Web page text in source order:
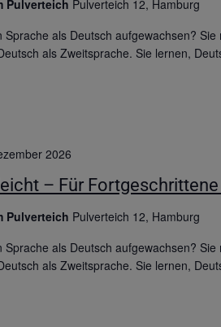
Pulverteich Pulverteich 12, Hamburg
Sprache als Deutsch aufgewachsen?
als Zweitsprache. Sie lernen,
– Für Fortgeschrittene
2026
Pulverteich Pulverteich 12, Hamburg
Sprache als Deutsch aufgewachsen?
als Zweitsprache. Sie lernen,